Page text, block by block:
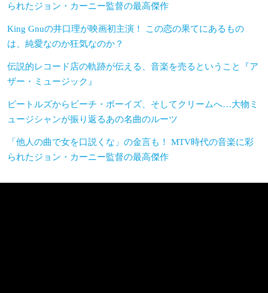
られたジョン・カーニー監督の最高傑作
King Gnuの井口理が映画初主演！ この恋の果てにあるもの
は、純愛なのか狂気なのか？
伝説的レコード店の軌跡が伝える、音楽を売るということ『ア
ザー・ミュージック』
ビートルズからビーチ・ボーイズ、そしてクリームへ…大物ミ
ュージシャンが振り返るあの名曲のルーツ
「他人の曲で女を口説くな」の金言も！ MTV時代の音楽に彩
られたジョン・カーニー監督の最高傑作